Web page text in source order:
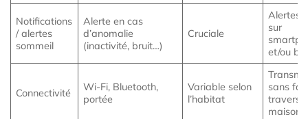
Notifications
/ alertes
sommeil
Alerte en cas
d’anomalie
(inactivité, bruit…)
Cruciale
Alertes
sur
et/ou
Connectivité
Wi-Fi, Bluetooth,
portée
Variable selon
l’habitat
sans
travers
maison